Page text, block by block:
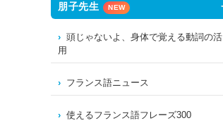
朋子先生 NEW
頭じゃないよ、身体で覚える動詞の活
用
フランス語ニュース
使えるフランス語フレーズ300